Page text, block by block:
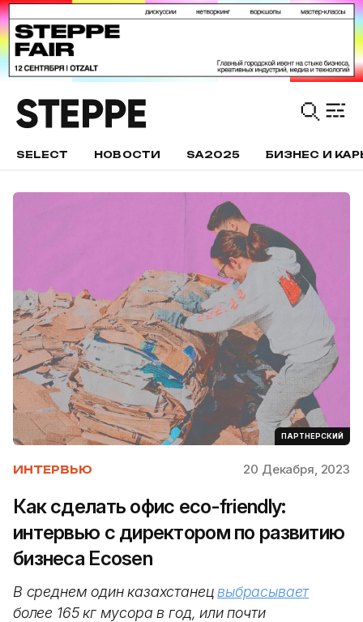
SELECT НОВОСТИ SA2025 БИЗНЕС И
ПАРТНЕРСКИЙ
ИНТЕРВЬЮ 20 Декабря, 2023
Как сделать офис eco-friendly:
интервью с директором по развитию
бизнеса Ecosen
В среднем один казахстанецвыбрасывает
более 165 кг мусора в год, или почти